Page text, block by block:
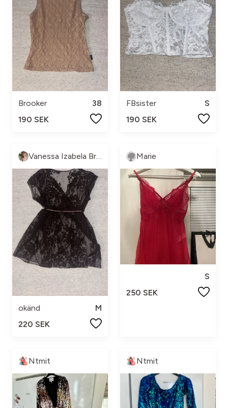
Brooker
38
190 SEK
FBsister
S
190 SEK
okänd
M
220 SEK
Marie
S
250 SEK
Ntmit Ntmit